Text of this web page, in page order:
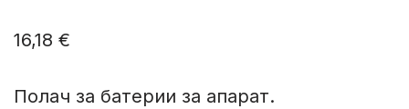
16,18 €
Полач за батерии за апарат.